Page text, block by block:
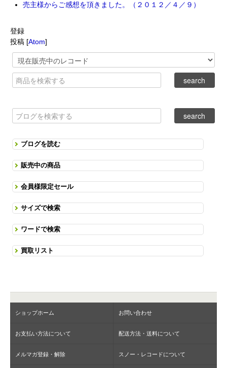
売主様からご感想を頂きました。（２０１２／４／９）
登録
投稿 [Atom]
ブログを読む
販売中の商品
会員様限定セール
サイズで検索
ワードで検索
買取リスト
ショップホーム お問い合わせ
お支払い方法について 配送方法・送料について
メルマガ登録・解除 スノー・レコードについて